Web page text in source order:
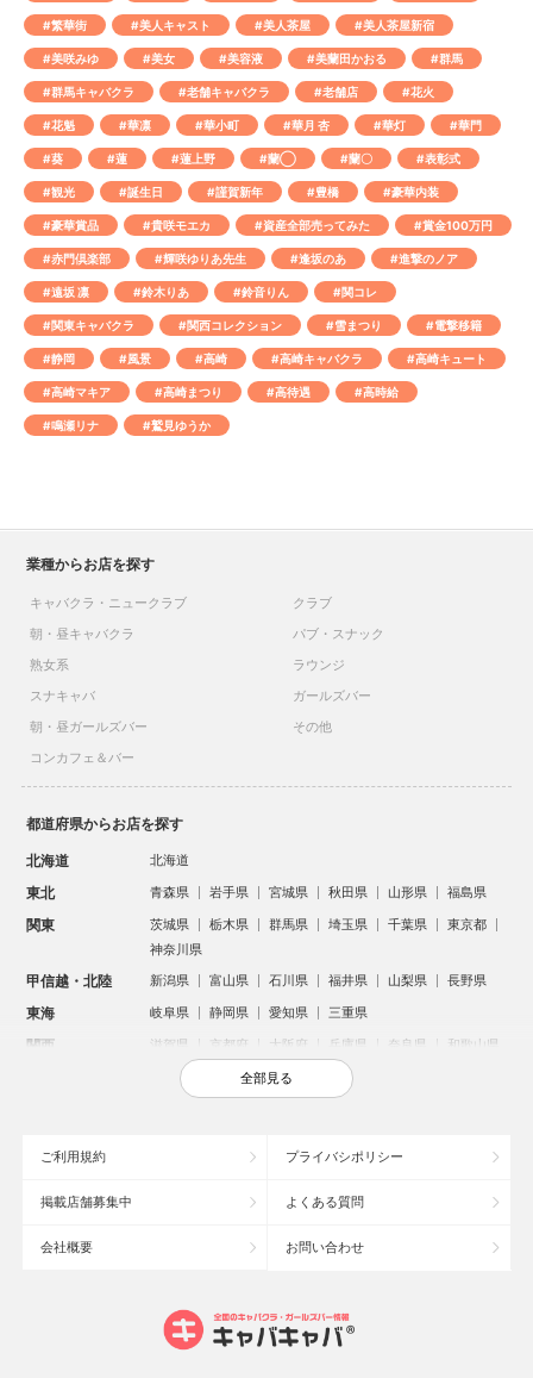
#繁華街 #美人キャスト #美人茶屋 #美人茶屋新宿
#美咲みゆ #美女 #美容液 #美蘭田かおる #群馬
#群馬キャバクラ #老舗キャバクラ #老舗店 #花火
#花魁 #華凛 #華小町 #華月 杏 #華灯 #華門
#葵 #蓮 #蓮上野 #蘭◯ #蘭〇 #表彰式
#観光 #誕生日 #謹賀新年 #豊橋 #豪華内装
#豪華賞品 #貴咲モエカ #資産全部売ってみた #賞金100万円
#赤門倶楽部 #輝咲ゆりあ先生 #逢坂のあ #進撃のノア
#遠坂 凛 #鈴木りあ #鈴音りん #関コレ
#関東キャバクラ #関西コレクション #雪まつり #電撃移籍
#静岡 #風景 #高崎 #高崎キャバクラ #高崎キュート
#高崎マキア #高崎まつり #高待遇 #高時給
#鳴瀬リナ #鷲見ゆうか
業種からお店を探す
キャバクラ・ニュークラブ
クラブ
朝・昼キャバクラ
パブ・スナック
熟女系
ラウンジ
スナキャバ
ガールズバー
朝・昼ガールズバー
その他
コンカフェ＆バー
都道府県からお店を探す
北海道 北海道
東北 青森県 岩手県 宮城県 秋田県 山形県 福島県
関東 茨城県 栃木県 群馬県 埼玉県 千葉県
東京都
神奈川県
甲信越・北陸 新潟県 富山県 石川県 福井県 山梨県 長野県
東海 岐阜県 静岡県 愛知県 三重県
関西 滋賀県 京都府 大阪府 兵庫県 奈良県 和歌山県
鳥取県 島根県 岡山県 広島県
沖縄県
大宮のキャバクラ
新潟市のキャバクラ
高崎市のキャバクラ
全部見る
ご利用規約 プライバシポリシー
掲載店舗募集中 よくある質問
会社概要 お問い合わせ